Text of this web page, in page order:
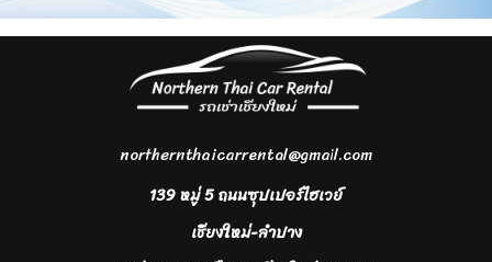
northernthaicarrental@gmail.com
139 หมู่ 5 ถนนซุปเปอร์ไฮเวย์
เชียงใหม่-ลำปาง